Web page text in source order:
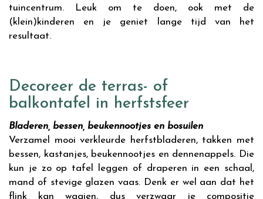
tuincentrum. Leuk om te doen, ook met de
(klein)kinderen en je geniet lange tijd van het
resultaat.
Decoreer de terras- of
balkontafel in herfstsfeer
Bladeren, bessen, beukennootjes en bosuilen
Verzamel mooi verkleurde herfstbladeren, takken met
bessen, kastanjes, beukennootjes en dennenappels. Die
kun je zo op tafel leggen of draperen in een schaal,
mand of stevige glazen vaas. Denk er wel aan dat het
flink kan waaien, dus verzwaar je compositie